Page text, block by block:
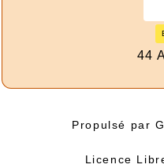
44
Propulsé par
Licence